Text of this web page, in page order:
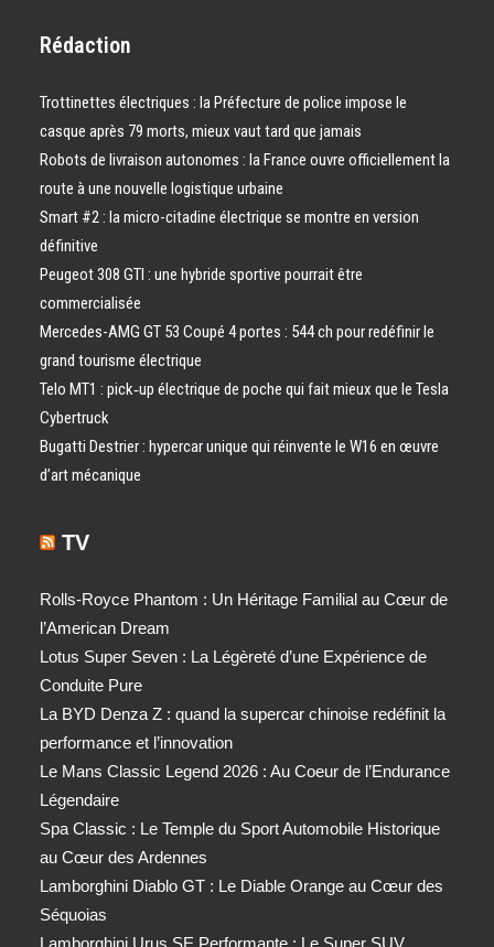
Rédaction
Trottinettes électriques : la Préfecture de police impose le
casque après 79 morts, mieux vaut tard que jamais
Robots de livraison autonomes : la France ouvre officiellement la
route à une nouvelle logistique urbaine
Smart #2 : la micro-citadine électrique se montre en version
définitive
Peugeot 308 GTI : une hybride sportive pourrait être
commercialisée
Mercedes-AMG GT 53 Coupé 4 portes : 544 ch pour redéfinir le
grand tourisme électrique
Telo MT1 : pick‑up électrique de poche qui fait mieux que le Tesla
Cybertruck
Bugatti Destrier : hypercar unique qui réinvente le W16 en œuvre
d’art mécanique
TV
Rolls-Royce Phantom : Un Héritage Familial au Cœur de
l’American Dream
Lotus Super Seven : La Légèreté d’une Expérience de
Conduite Pure
La BYD Denza Z : quand la supercar chinoise redéfinit la
performance et l’innovation
Le Mans Classic Legend 2026 : Au Coeur de l’Endurance
Légendaire
Spa Classic : Le Temple du Sport Automobile Historique
au Cœur des Ardennes
Lamborghini Diablo GT : Le Diable Orange au Cœur des
Séquoias
Lamborghini Urus SE Performante : Le Super SUV